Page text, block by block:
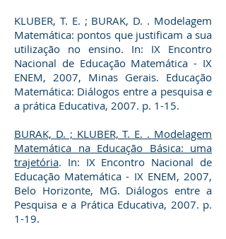
KLUBER, T. E. ; BURAK, D. . Modelagem
Matemática: pontos que justificam a sua
utilização no ensino. In: IX Encontro
Nacional de Educação Matemática - IX
ENEM, 2007, Minas Gerais. Educação
Matemática: Diálogos entre a pesquisa e
a prática Educativa, 2007. p. 1-15.
BURAK, D. ; KLUBER, T. E. . Modelagem
Matemática na Educação Básica: uma
trajetória. In: IX Encontro Nacional de
Educação Matemática - IX ENEM, 2007,
Belo Horizonte, MG. Diálogos entre a
Pesquisa e a Prática Educativa, 2007. p.
1-19.